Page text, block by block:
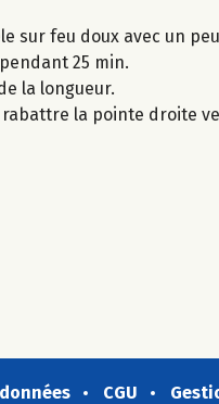
sur feu doux avec un
25 min.
la longueur.
la pointe droite
CGU